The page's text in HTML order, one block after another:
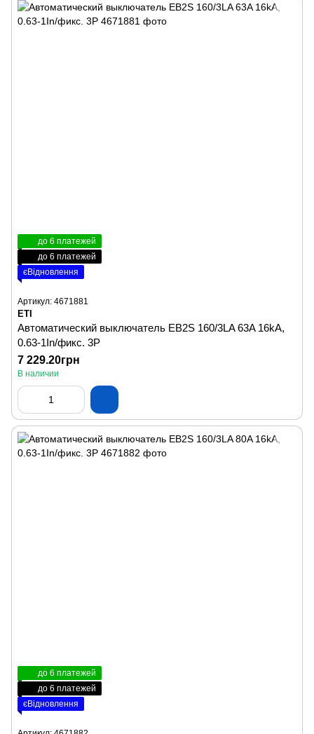
до 6 платежей
до 6 платежей
єВідновлення
Артикул: 4671881
ETI
Автоматический выключатель EB2S 160/3LA 63A 16kA,
0.63-1In/фикс. 3P
7 229.20грн
В наличии
до 6 платежей
до 6 платежей
єВідновлення